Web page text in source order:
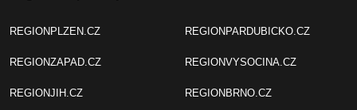
REGIONPLZEN.CZ
REGIONZAPAD.CZ
REGIONJIH.CZ
REGIONPARDUBICKO.CZ
REGIONVYSOCINA.CZ
REGIONBRNO.CZ